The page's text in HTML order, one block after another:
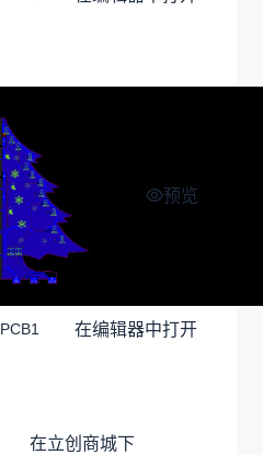
预览
PCB1 在编辑器中打开
在立创商城下